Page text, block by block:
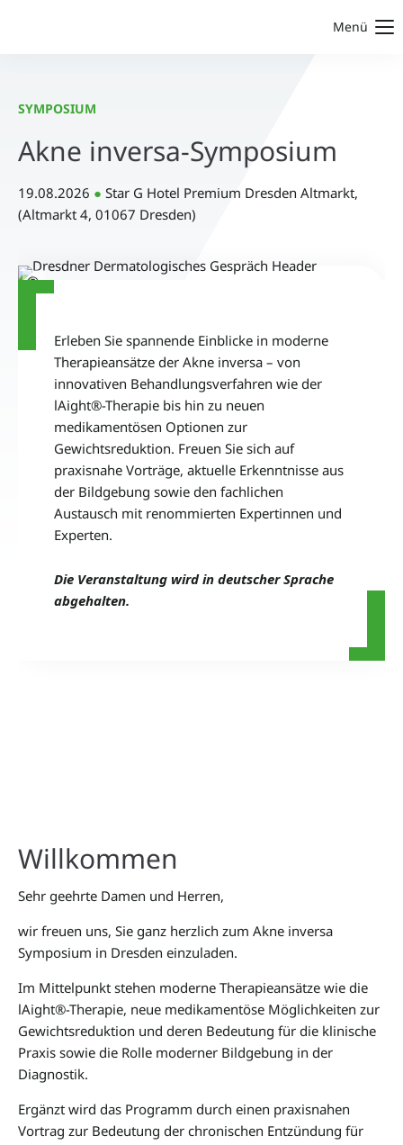
Menü
SYMPOSIUM
Akne inversa-Symposium
19.08.2026 ● Star G Hotel Premium Dresden Altmarkt,
(Altmarkt 4, 01067 Dresden)
©
Erleben Sie spannende Einblicke in moderne
Therapieansätze der Akne inversa – von
innovativen Behandlungsverfahren wie der
lAight®-Therapie bis hin zu neuen
medikamentösen Optionen zur
Gewichtsreduktion. Freuen Sie sich auf
praxisnahe Vorträge, aktuelle Erkenntnisse aus
der Bildgebung sowie den fachlichen
Austausch mit renommierten Expertinnen und
Experten.
Die Veranstaltung wird in deutscher Sprache
abgehalten.
Willkommen
Sehr geehrte Damen und Herren,
wir freuen uns, Sie ganz herzlich zum Akne inversa
Symposium in Dresden einzuladen.
Im Mittelpunkt stehen moderne Therapieansätze wie die
lAight®-Therapie, neue medikamentöse Möglichkeiten zur
Gewichtsreduktion und deren Bedeutung für die klinische
Praxis sowie die Rolle moderner Bildgebung in der
Diagnostik.
Ergänzt wird das Programm durch einen praxisnahen
Vortrag zur Bedeutung der chronischen Entzündung für